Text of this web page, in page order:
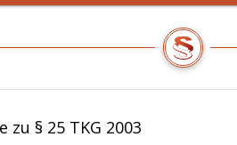
zu § 25 TKG 2003